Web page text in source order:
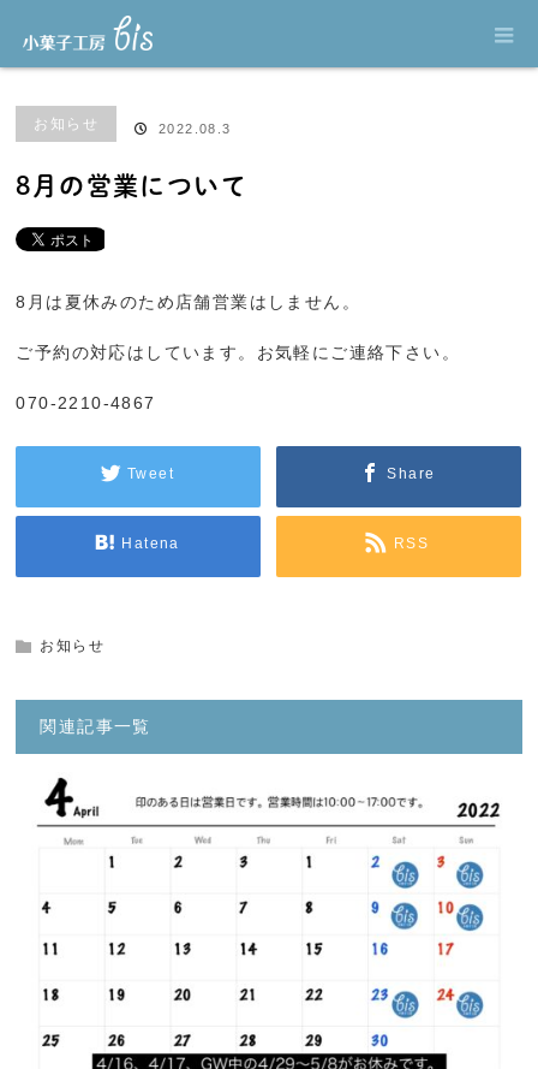
ブログ
お知らせ 2022.08.3
8月の営業について
8月は夏休みのため店舗営業はしません。
ご予約の対応はしています。お気軽にご連絡下さい。
070-2210-4867
Tweet Share
Hatena RSS
お知らせ
関連記事一覧